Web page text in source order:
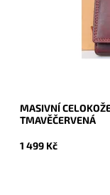
8994
Bull
2
MASIVNÍ
TMAVĚČERVENÁ
1 499 Kč